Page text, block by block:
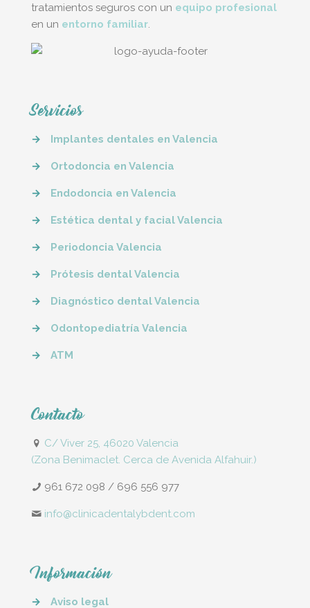
tratamientos seguros con un equipo profesional
en un entorno familiar.
Servicios
→ Implantes dentales en Valencia
→ Ortodoncia en Valencia
→ Endodoncia en Valencia
→ Estética dental y facial Valencia
→ Periodoncia Valencia
→ Prótesis dental Valencia
→ Diagnóstico dental Valencia
→ Odontopediatría Valencia
→ ATM
Contacto
C/ Viver 25, 46020 Valencia
(Zona Benimaclet. Cerca de Avenida Alfahuir.)
961 672 098 / 696 556 977
info@clinicadentalybdent.com
Información
→ Aviso legal